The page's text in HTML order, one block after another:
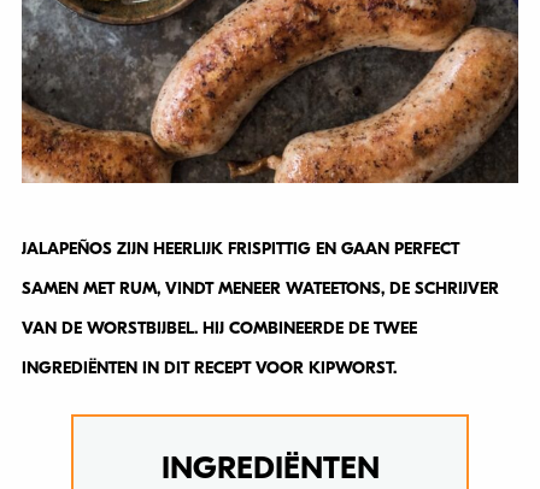
JALAPEÑOS ZIJN HEERLIJK FRISPITTIG EN GAAN PERFECT
SAMEN MET RUM, VINDT MENEER WATEETONS, DE SCHRIJVER
VAN DE WORSTBIJBEL. HIJ COMBINEERDE DE TWEE
INGREDIËNTEN IN DIT RECEPT VOOR KIPWORST.
INGREDIËNTEN